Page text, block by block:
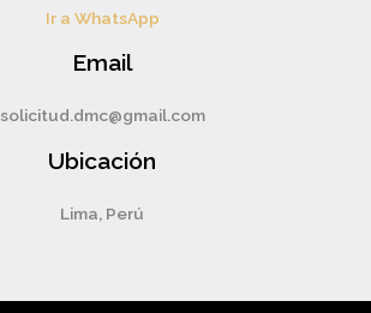
Ir a WhatsApp
Email
solicitud.dmc@gmail.com
Ubicación
Lima, Perú